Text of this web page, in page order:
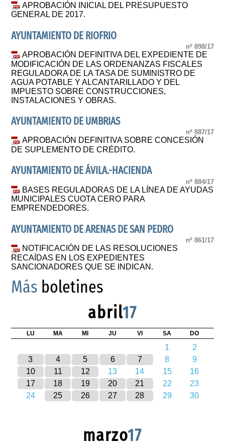
APROBACIÓN INICIAL DEL PRESUPUESTO
GENERAL DE 2017.
AYUNTAMIENTO DE RIOFRIO
nº 898/17
APROBACIÓN DEFINITIVA DEL EXPEDIENTE DE
MODIFICACIÓN DE LAS ORDENANZAS FISCALES
REGULADORA DE LA TASA DE SUMINISTRO DE
AGUA POTABLE Y ALCANTARILLADO Y DEL
IMPUESTO SOBRE CONSTRUCCIONES,
INSTALACIONES Y OBRAS.
AYUNTAMIENTO DE UMBRIAS
nº 887/17
APROBACIÓN DEFINITIVA SOBRE CONCESIÓN
DE SUPLEMENTO DE CRÉDITO.
AYUNTAMIENTO DE ÁVILA.-HACIENDA
nº 884/17
BASES REGULADORAS DE LA LÍNEA DE AYUDAS
MUNICIPALES CUOTA CERO PARA
EMPRENDEDORES.
AYUNTAMIENTO DE ARENAS DE SAN PEDRO
nº 861/17
NOTIFICACIÓN DE LAS RESOLUCIONES
RECAÍDAS EN LOS EXPEDIENTES
SANCIONADORES QUE SE INDICAN.
Más boletines
abril17
LU MA MI JU VI SA DO
1
2
3
4 5 6 7 8
9
10
11 12 13 14 15
16
17
18 19 20 21 22
23
24
25 26 27 28 29 30
marzo17